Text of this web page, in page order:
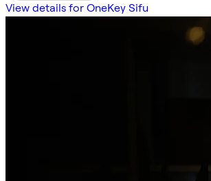
View details for OneKey Sifu